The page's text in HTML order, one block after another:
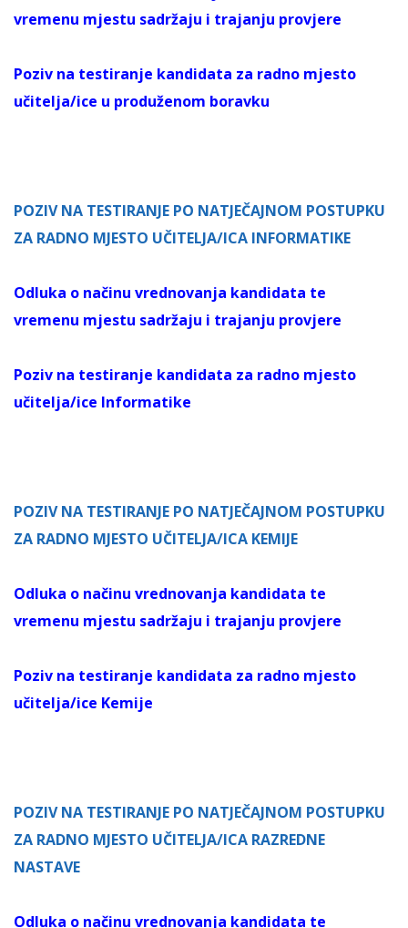
vremenu mjestu sadržaju i trajanju provjere
Poziv na testiranje kandidata za radno mjesto
učitelja/ice u produženom boravku
POZIV NA TESTIRANJE PO NATJEČAJNOM POSTUPKU
ZA RADNO MJESTO UČITELJA/ICA INFORMATIKE
Odluka o načinu vrednovanja kandidata te
vremenu mjestu sadržaju i trajanju provjere
Poziv na testiranje kandidata za radno mjesto
učitelja/ice Informatike
POZIV NA TESTIRANJE PO NATJEČAJNOM POSTUPKU
ZA RADNO MJESTO UČITELJA/ICA KEMIJE
Odluka o načinu vrednovanja kandidata te
vremenu mjestu sadržaju i trajanju provjere
Poziv na testiranje kandidata za radno mjesto
učitelja/ice Kemije
POZIV NA TESTIRANJE PO NATJEČAJNOM POSTUPKU
ZA RADNO MJESTO UČITELJA/ICA RAZREDNE
NASTAVE
Odluka o načinu vrednovanja kandidata te